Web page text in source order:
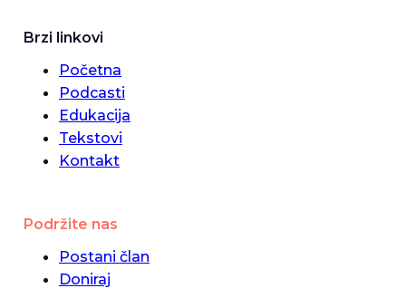
Brzi linkovi
Početna
Podcasti
Edukacija
Tekstovi
Kontakt
Podržite nas
Postani član
Doniraj